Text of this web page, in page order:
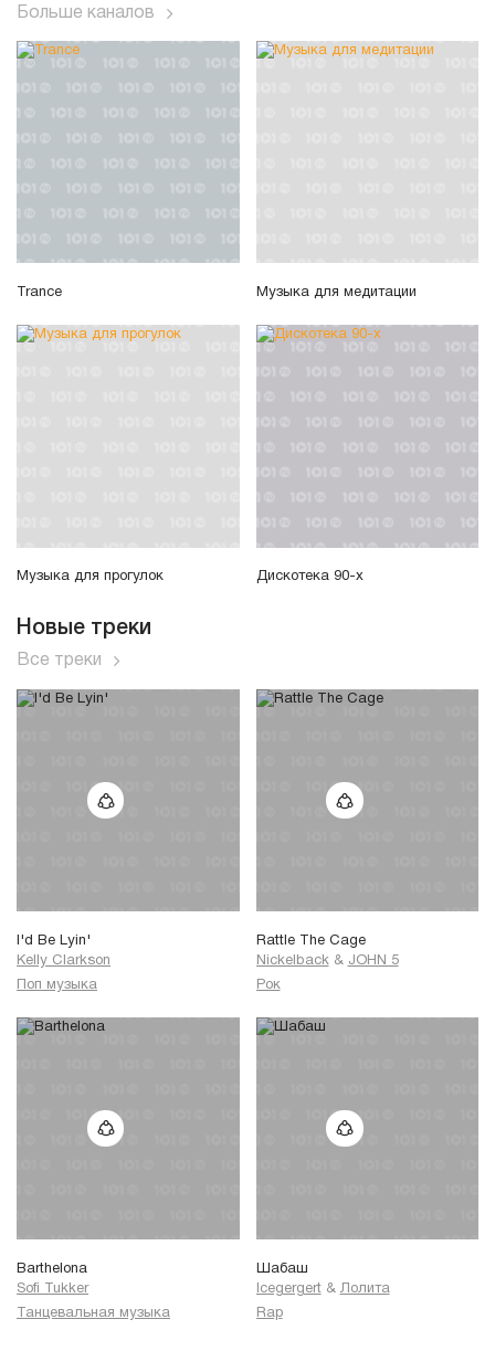
Больше каналов
Trance Музыка для медитации
Музыка для прогулок Дискотека 90-х
Новые треки
Все треки
I'd Be Lyin'
Kelly Clarkson
Поп музыка
Rattle The Cage
Nickelback & JOHN 5
Рок
Barthelona
Sofi Tukker
Танцевальная музыка
Шабаш
Icegergert & Лолита
Rap